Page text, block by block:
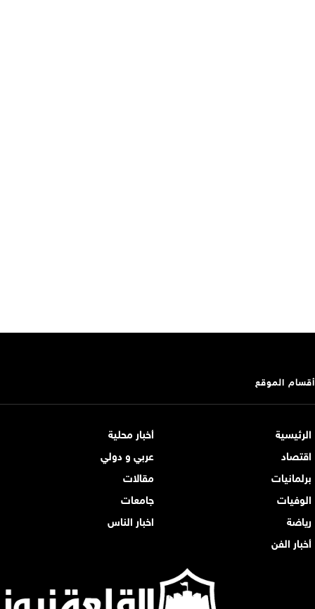
أقسام الموقع
الرئيسية
أخبار محلية
اقتصاد
عربي و دولي
برلمانيات
مقالات
الوفيات
جامعات
رياضة
اخبار الناس
أخبار الفن